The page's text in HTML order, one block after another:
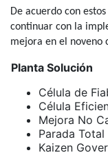
De acuerdo con
continuar con la
mejora en el noveno
Planta Solución
Célula de
Célula
Mejora No
Parada
Kaizen